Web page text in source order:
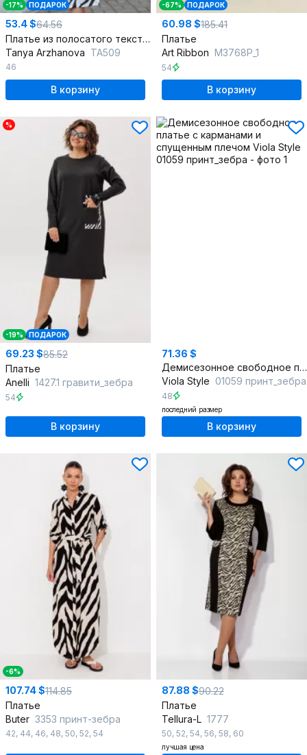
-17% ПОДАРОК
53.4 $64.56
Платье из полосатого текстиля с зебра-принтом
Tanya Arzhanova ТА509
46
В корзину
-67% ПОДАРОК
60.98 $185.41
Платье
Art Ribbon M3768P_1
54
В корзину
%
-19% ПОДАРОК
69.23 $85.52
Платье
Anelli 1427.1 гравити_зебра
54
В корзину
71.36 $
Демисезонное свободное платье с карманами и спущенным плечом
Viola Style 01059 принт_зебра
48
последний размер
В корзину
-6%
107.74 $114.85
Платье
Butеr 3353 принт-зебра
42, 44, 46, 48, 50, 52, 54
87.88 $90.22
Платье
Tellura-L 1777
50, 52, 54, 56, 58, 60
лучшая цена